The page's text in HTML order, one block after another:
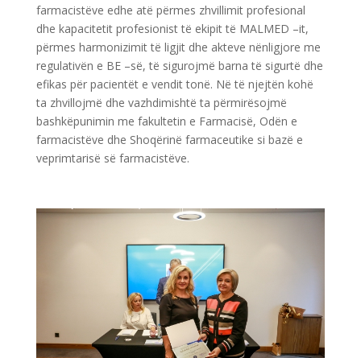
farmacistëve edhe atë përmes zhvillimit profesional
dhe kapacitetit profesionist të ekipit të MALMED –it,
përmes harmonizimit të ligjit dhe akteve nënligjore me
regulativën e BE –së, të sigurojmë barna të sigurtë dhe
efikas për pacientët e vendit tonë. Në të njejtën kohë
ta zhvillojmë dhe vazhdimishtë ta përmirësojmë
bashkëpunimin me fakultetin e Farmacisë, Odën e
farmacistëve dhe Shoqërinë farmaceutike si bazë e
veprimtarisë së farmacistëve.